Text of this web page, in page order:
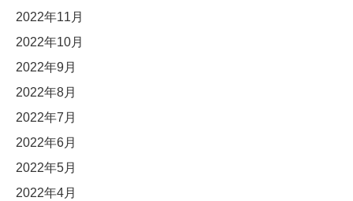
2022年11月
2022年10月
2022年9月
2022年8月
2022年7月
2022年6月
2022年5月
2022年4月